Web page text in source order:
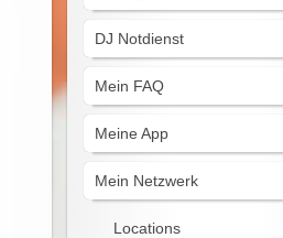
DJ Notdienst
Mein FAQ
Meine App
Mein Netzwerk
Locations